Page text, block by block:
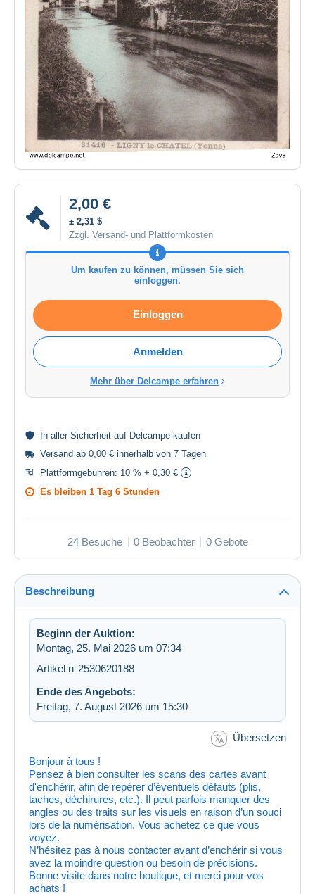
2,00 €
± 2,31 $
Zzgl. Versand- und Plattformkosten
Um kaufen zu können, müssen Sie sich
einloggen.
Einloggen
Anmelden
Mehr über Delcampe erfahren
In aller Sicherheit auf Delcampe kaufen
Versand ab 0,00 € innerhalb von 7 Tagen
Plattformgebühren: 10 % + 0,30 €
Es bleiben 1 Tag 6 Stunden
24 Besuche 0 Beobachter 0 Gebote
Beschreibung
Beginn der Auktion:
Montag, 25. Mai 2026 um 07:34
Artikel n°2530620188
Ende des Angebots:
Freitag, 7. August 2026 um 15:30
Übersetzen
Bonjour à tous !
Pensez à bien consulter les scans des cartes avant
d'enchérir, afin de repérer d’éventuels défauts (plis,
taches, déchirures, etc.). Il peut parfois manquer des
angles ou des traits sur les visuels en raison d’un souci
lors de la numérisation. Vous achetez ce que vous
voyez.
N’hésitez pas à nous contacter avant d’enchérir si vous
avez la moindre question ou besoin de précisions.
Bonne visite dans notre boutique, et merci pour vos
achats !